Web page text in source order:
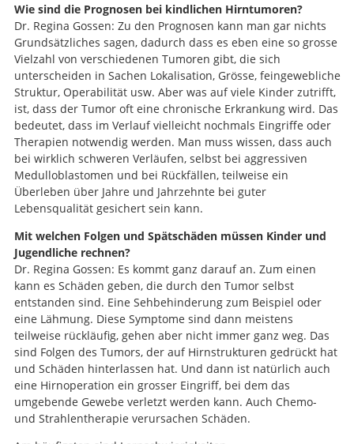
Wie sind die Prognosen bei kindlichen Hirntumoren?
Dr. Regina Gossen: Zu den Prognosen kann man gar nichts
Grundsätzliches sagen, dadurch dass es eben eine so grosse
Vielzahl von verschiedenen Tumoren gibt, die sich
unterscheiden in Sachen Lokalisation, Grösse, feingewebliche
Struktur, Operabilität usw. Aber was auf viele Kinder zutrifft,
ist, dass der Tumor oft eine chronische Erkrankung wird. Das
bedeutet, dass im Verlauf vielleicht nochmals Eingriffe oder
Therapien notwendig werden. Man muss wissen, dass auch
bei wirklich schweren Verläufen, selbst bei aggressiven
Medulloblastomen und bei Rückfällen, teilweise ein
Überleben über Jahre und Jahrzehnte bei guter
Lebensqualität gesichert sein kann.
Mit welchen Folgen und Spätschäden müssen Kinder und
Jugendliche rechnen?
Dr. Regina Gossen: Es kommt ganz darauf an. Zum einen
kann es Schäden geben, die durch den Tumor selbst
entstanden sind. Eine Sehbehinderung zum Beispiel oder
eine Lähmung. Diese Symptome sind dann meistens
teilweise rückläufig, gehen aber nicht immer ganz weg. Das
sind Folgen des Tumors, der auf Hirnstrukturen gedrückt hat
und Schäden hinterlassen hat. Und dann ist natürlich auch
eine Hirnoperation ein grosser Eingriff, bei dem das
umgebende Gewebe verletzt werden kann. Auch Chemo-
und Strahlentherapie verursachen Schäden.